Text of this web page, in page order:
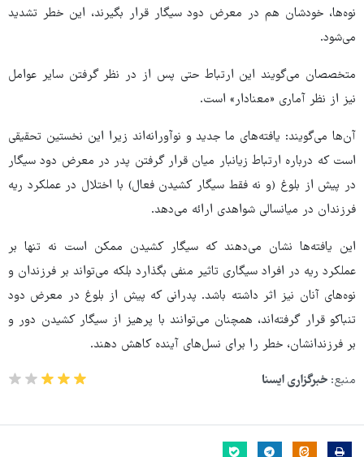
نوه‌ها، خودشان هم در معرض دود سیگار قرار بگیرند، این خطر تشدید
می‌شود.
متخصصان می‌گویند این ارتباط حتی پس از در نظر گرفتن سایر عوامل
نیز از نظر آماری «معنادار» است.
آن‌ها می‌گویند: یافته‌های ما جدید و نوآورانه‌اند زیرا این نخستین تحقیقی
است که درباره ارتباط زیانبار میان قرار گرفتن پدر در معرض دود سیگار
در پیش از بلوغ (و نه فقط سیگار کشیدن فعال) با اختلال در عملکرد ریه
فرزندان در میانسالی شواهدی ارائه می‌دهد.
این یافته‌ها نشان می‌دهند که سیگار کشیدن ممکن است نه‌ تنها بر
عملکرد ریه در افراد سیگاری تاثیر منفی بگذارد بلکه می‌تواند بر فرزندان و
نوه‌های آنان نیز اثر داشته باشد. پدرانی که پیش از بلوغ در معرض دود
تنباکو قرار گرفته‌اند، همچنان می‌توانند با پرهیز از سیگار کشیدن دور و
بر فرزندانشان، خطر را برای نسل‌های آینده کاهش دهند.
منبع: خبرگزاری ایسنا